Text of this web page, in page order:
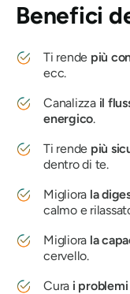
Benefici
Ti rende più
ecc.
Canalizza il
energico.
Ti rende più
dentro di te.
Migliora la
calmo e
Migliora la
cervello.
Cura i